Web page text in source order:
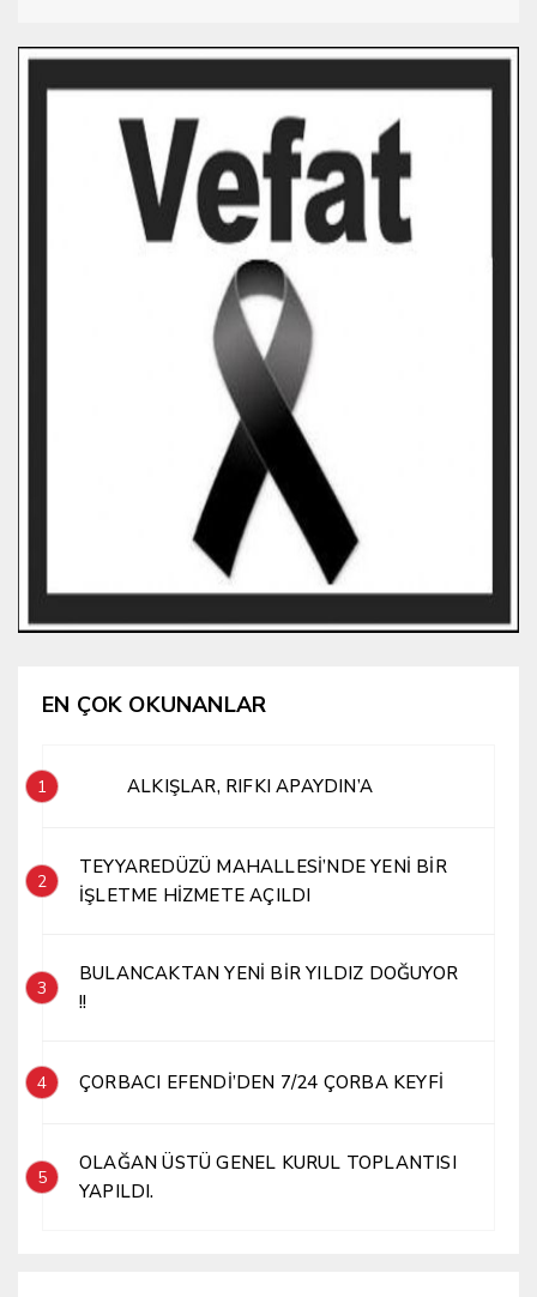
EN ÇOK OKUNANLAR
1 ALKIŞLAR, RIFKI APAYDIN’A
2
TEYYAREDÜZÜ MAHALLESİ’NDE YENİ BİR
İŞLETME HİZMETE AÇILDI
3
BULANCAKTAN YENİ BİR YILDIZ DOĞUYOR
!!
4 ÇORBACI EFENDİ’DEN 7/24 ÇORBA KEYFİ
5
OLAĞAN ÜSTÜ GENEL KURUL TOPLANTISI
YAPILDI.